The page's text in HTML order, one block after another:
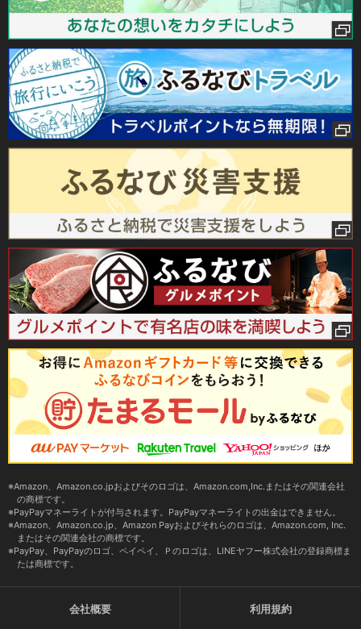
Amazon、Amazon.co.jpおよびそのロゴは、Amazon.com,Inc.またはその関連会社
の商標です。
PayPayマネーライトが付与されます。PayPayマネーライトの出金はできません。
Amazon、Amazon.co.jp、Amazon Payおよびそれらのロゴは、Amazon.com, Inc.
またはその関連会社の商標です。
PayPay、PayPayのロゴ、ペイペイ、Ｐのロゴは、LINEヤフー株式会社の登録商標ま
たは商標です。
会社概要 利用規約